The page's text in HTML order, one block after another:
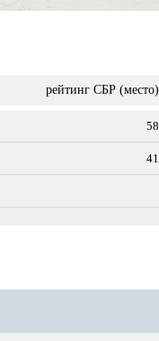
рейтинг СБР (место)
58
41